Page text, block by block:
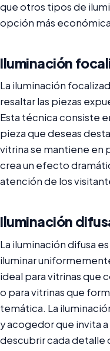
que otros tipos de
opción más
Iluminación
La iluminación
resaltar las piezas
Esta técnica consiste
pieza que deseas
vitrina se mantiene en
crea un efecto
atención de los
Iluminación
La iluminación difusa
iluminar
ideal para vitrinas que
o para vitrinas que
temática. La
y acogedor que invita
descubrir cada detalle